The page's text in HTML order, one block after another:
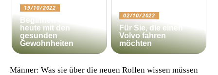
19/10/2022
Beginnen Sie noch
heute mit den
gesunden
Gewohnheiten
02/10/2022
Für Sie, die einen
Volvo fahren
möchten
Männer: Was sie über die neuen Rollen wissen müssen